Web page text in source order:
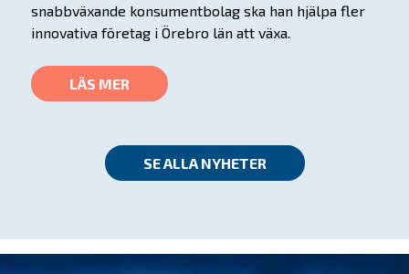
SE ALLA NYHETER
snabbväxande konsumentbolag ska han hjälpa fler
innovativa företag i Örebro län att växa.
LÄS MER